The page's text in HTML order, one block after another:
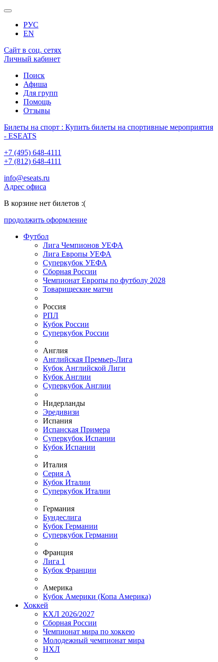
РУС
EN
Сайт в соц. сетях
Личный кабинет
Поиск
Афиша
Для групп
Помощь
Отзывы
Билеты на спорт : Купить билеты на спортивные мероприятия
- ESEATS
+7 (495) 648-4111
+7 (812) 648-4111
info@eseats.ru
Адрес офиса
В корзине нет билетов :(
продолжить оформление
Футбол
Лига Чемпионов УЕФА
Лига Европы УЕФА
Суперкубок УЕФА
Сборная России
Чемпионат Европы по футболу 2028
Товарищеские матчи
Россия
РПЛ
Кубок России
Суперкубок России
Англия
Английская Премьер-Лига
Кубок Английской Лиги
Кубок Англии
Суперкубок Англии
Нидерланды
Эредивизи
Испания
Испанская Примера
Суперкубок Испании
Кубок Испании
Италия
Серия А
Кубок Италии
Суперкубок Италии
Германия
Бундеслига
Кубок Германии
Суперкубок Германии
Франция
Лига 1
Кубок Франции
Америка
Кубок Америки (Копа Америка)
Хоккей
КХЛ 2026/2027
Сборная России
Чемпионат мира по хоккею
Молодежный чемпионат мира
НХЛ